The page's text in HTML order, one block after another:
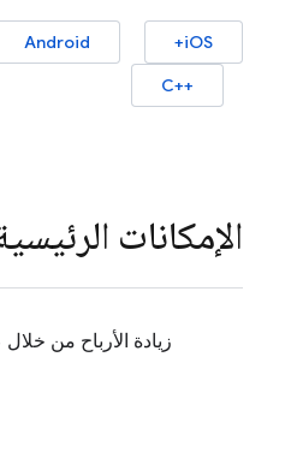
iOS+
Android
C++‎
الإمكانات
زيادة الأرباح من